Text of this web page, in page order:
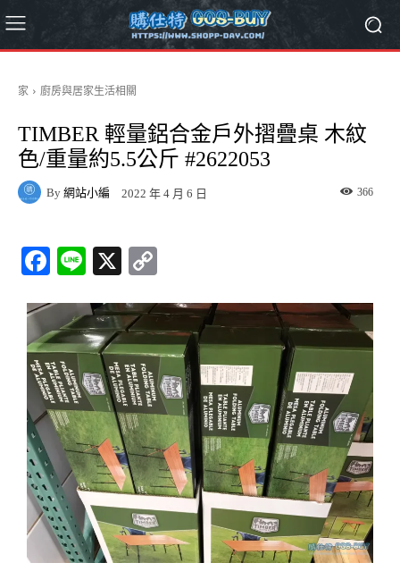
家 廚房與居家生活相關
TIMBER 輕量鋁合金戶外摺疊桌 木紋
色/重量約5.5公斤 #2622053
By 網站小編 2022 年 4 月 6 日 366
Fa
bo
ok
Li
X
y
Li
nk